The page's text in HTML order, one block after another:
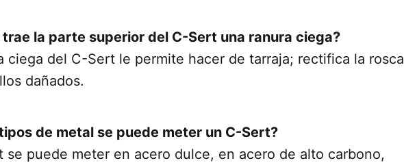
trae la parte superior del C-Sert una ranura ciega?
ciega del C-Sert le permite hacer de tarraja; rectifica la rosca
dañados.
de metal se puede meter un C-Sert?
se puede meter en acero dulce, en acero de alto carbono,